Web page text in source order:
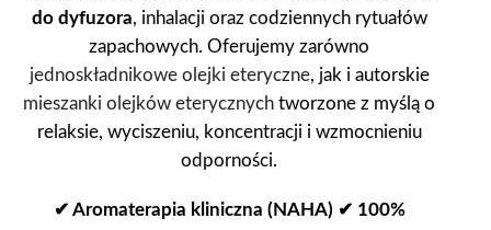
do dyfuzora, inhalacji oraz codziennych rytuałów
zapachowych. Oferujemy zarówno
jednoskładnikowe olejki eteryczne, jak i autorskie
mieszanki olejków eterycznych tworzone z myślą o
relaksie, wyciszeniu, koncentracji i wzmocnieniu
odporności.
✔ Aromaterapia kliniczna (NAHA) ✔ 100%